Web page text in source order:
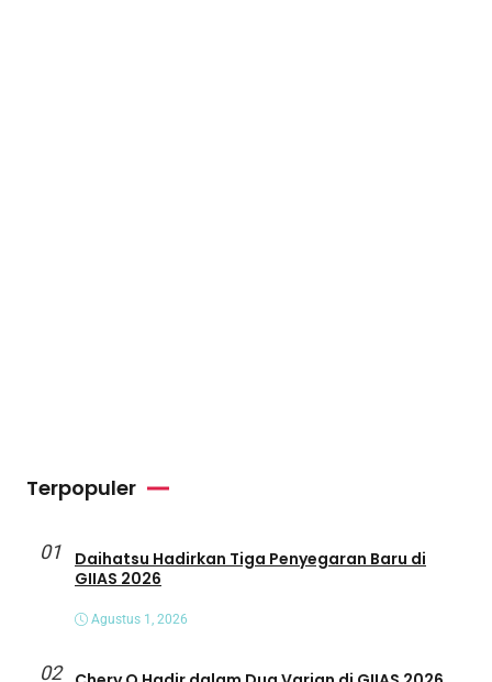
Terpopuler
01
Daihatsu Hadirkan Tiga Penyegaran Baru di
GIIAS 2026
Agustus 1, 2026
02